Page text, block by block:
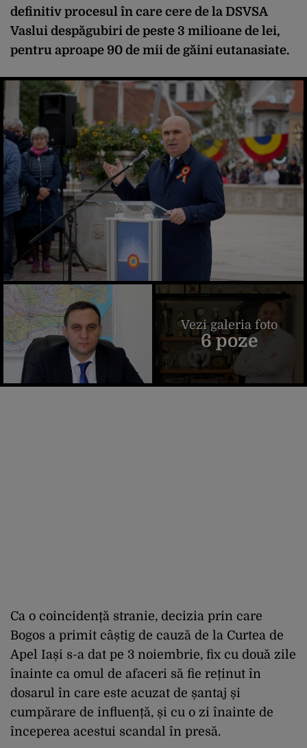
definitiv procesul în care cere de la DSVSA
Vaslui despăgubiri de peste 3 milioane de lei,
pentru aproape 90 de mii de găini eutanasiate.
Vezi galeria foto
6 poze
Ca o coincidență stranie, decizia prin care
Bogos a primit câștig de cauză de la Curtea de
Apel Iași s-a dat pe 3 noiembrie, fix cu două zile
înainte ca omul de afaceri să fie reținut în
dosarul în care este acuzat de șantaj și
cumpărare de influență, și cu o zi înainte de
începerea acestui scandal în presă.